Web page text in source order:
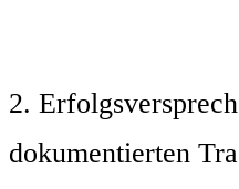
2.
dokumentierten